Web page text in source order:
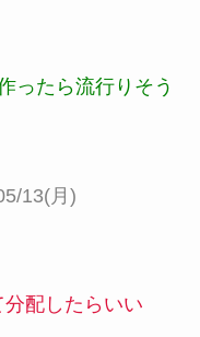
ったら流行りそう
13(月)
配したらいい